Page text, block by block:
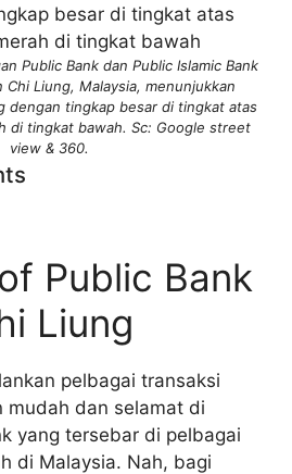
Public Bank dan Public Islamic Bank
Chi Liung, Malaysia, menunjukkan
dengan tingkap besar di tingkat atas
di tingkat bawah. Sc: Google street
view & 360.
Public Bank
Liung
pelbagai transaksi
mudah dan selamat di
yang tersebar di pelbagai
di Malaysia. Nah, bagi